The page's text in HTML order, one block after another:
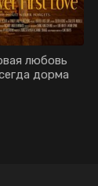
любовь
дорма